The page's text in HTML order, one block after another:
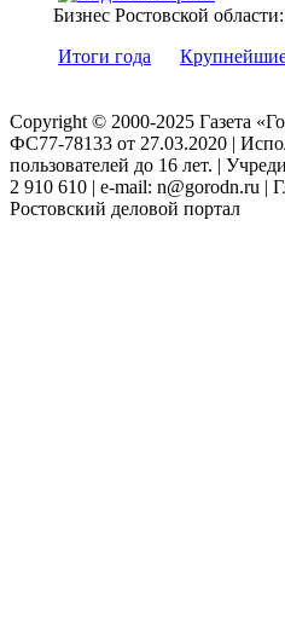
Бизнес Ростовской
Итоги года
Copyright © 2000-2025 Газета
ФС77-78133 от 27.03.2020 |
пользователей до 16 лет. |
2 910 610 | e-mail: n@gorodn.ru
Ростовский деловой портал